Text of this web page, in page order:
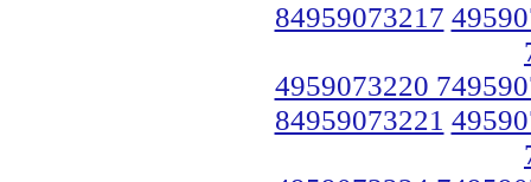
84959073217
4959073220
84959073221